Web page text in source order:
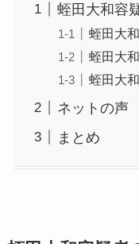
蛭田大和容
蛭田大
蛭田大
蛭田大
ネットの声
まとめ